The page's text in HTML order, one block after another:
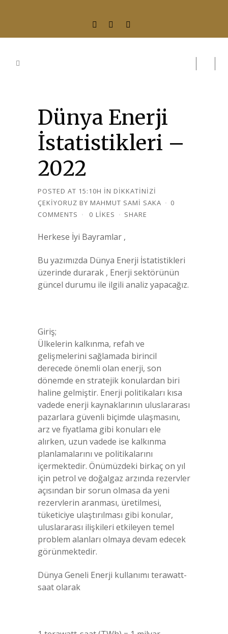
Dünya Enerji
İstatistikleri –
2022
POSTED AT 15:10H IN DIKKATINIZI
ÇEKIYORUZ BY MAHMUT SAMI SAKA
0
COMMENTS
0 LIKES SHARE
Herkese İyi Bayramlar ,
Bu yazımızda Dünya Enerji İstatistikleri
üzerinde durarak , Enerji sektörünün
güncel durumu ile ilgili analiz yapacağız.
Giriş;
Ülkelerin kalkınma, refah ve
gelişmelerini sağlamada birincil
derecede önemli olan enerji, son
dönemde en stratejik konulardan biri
haline gelmiştir. Enerji politikaları kısa
vadede enerji kaynaklarının uluslararası
pazarlara güvenli biçimde ulaşmasını,
arz ve fiyatlama gibi konuları ele
alırken, uzun vadede ise kalkınma
planlamalarını ve politikalarını
içermektedir. Önümüzdeki birkaç on yıl
için petrol ve doğalgaz arzında rezervler
açısından bir sorun olmasa da yeni
rezervlerin aranması, üretilmesi,
tüketiciye ulaştırılması gibi konular,
uluslararası ilişkileri etkileyen temel
problem alanları olmaya devam edecek
görünmektedir.
Dünya Geneli Enerji kullanımı terawatt-
saat olarak